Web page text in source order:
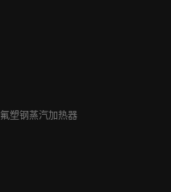
氟塑钢蒸汽加热器